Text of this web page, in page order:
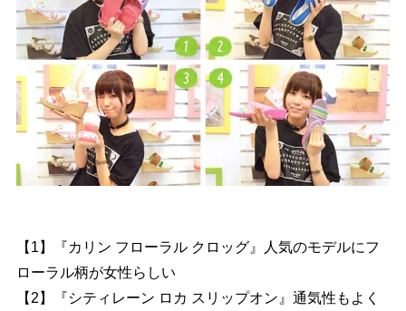
【1】『カリン フローラル クロッグ』人気のモデルにフ
ローラル柄が女性らしい
【2】『シティレーン ロカ スリップオン』通気性もよく